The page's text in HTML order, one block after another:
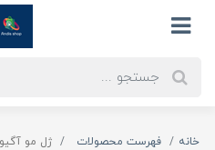
خانه فهرست محصولات ژل مو آگیوا آبی